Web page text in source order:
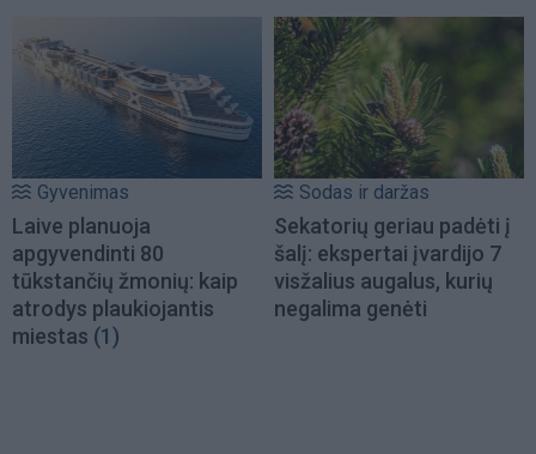
Gyvenimas
Laive planuoja
apgyvendinti 80
tūkstančių žmonių: kaip
atrodys plaukiojantis
miestas (1)
Sodas ir daržas
Sekatorių geriau padėti į
šalį: ekspertai įvardijo 7
visžalius augalus, kurių
negalima genėti